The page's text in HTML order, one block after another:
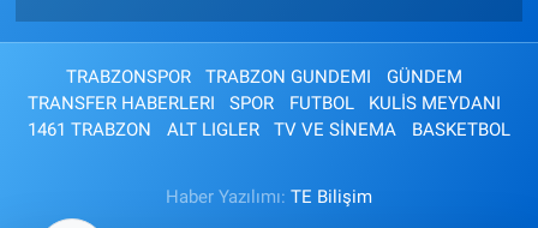
TRABZONSPOR TRABZON GUNDEMI
GÜNDEM
TRANSFER HABERLERI
SPOR FUTBOL
KULİS MEYDANI
1461 TRABZON
ALT LIGLER TV VE SİNEMA BASKETBOL
Haber Yazılımı: TE Bilişim